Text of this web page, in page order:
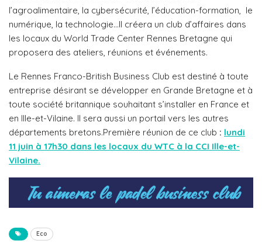
l’agroalimentaire, la cybersécurité, l’éducation-formation, le
numérique, la technologie…Il créera un club d’affaires dans
les locaux du World Trade Center Rennes Bretagne qui
proposera des ateliers, réunions et événements.
Le Rennes Franco-British Business Club est destiné à toute
entreprise désirant se développer en Grande Bretagne et à
toute société britannique souhaitant s’installer en France et
en llle-et-Vilaine. Il sera aussi un portail vers les autres
départements bretons.Première réunion de ce club : lundi
11 juin à 17h30 dans les locaux du WTC à la CCI Ille-et-
Vilaine.
Eco